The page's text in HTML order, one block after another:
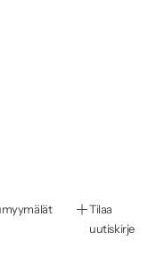
Tilaa
uutiskirje